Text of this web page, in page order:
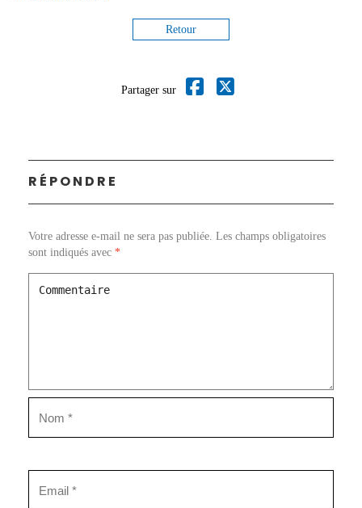
Retour
Partager sur
RÉPONDRE
Votre adresse e-mail ne sera pas publiée. Les champs obligatoires
sont indiqués avec *